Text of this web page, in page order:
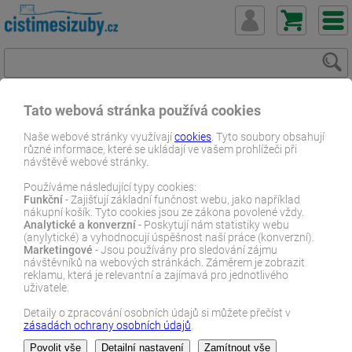
Tato webová stránka používá cookies
Naše webové stránky využívajícookies . Tyto soubory obsahují
různé informace, které se ukládají ve vašem prohlížeči při
návštěvě webové stránky.
Používáme následující typy cookies:
Funkční- Zajišťují základní funčnost webu, jako například
nákupní košík. Tyto cookies jsou ze zákona povolené vždy.
Analytické a konverzní- Poskytují nám statistiky webu
(anylytické) a vyhodnocují úspěšnost naší práce (konverzní).
Marketingové - Jsou používány pro sledování zájmu
návštěvníků na webových stránkách. Záměrem je zobrazit
reklamu, která je relevantní a zajímavá pro jednotlivého
uživatele.
Detaily o zpracování osobních údajů si můžete přečíst v
zásadách ochrany osobních údajů
ČistímeSiZuby.cz E-shop Dentální zboží Svěží dech
E-SHOP
Indikátory plaku, škrabky na
jazyk, žvýkačky, spreye
Svěží dechje vizitkou každého z nás. V této kategorii nadete
produkty, které účinně bojují proti zápachu z úst
a pomáhají
udržetpříjemný pocit v ústechpo celý den. Nabízíme ústní vody,
spreje do úst, pastilky, zubní pasty, škrabky na jazyk
každodenni použití doma i na cestách. Osvědčené značky jako
Zobrazit více…